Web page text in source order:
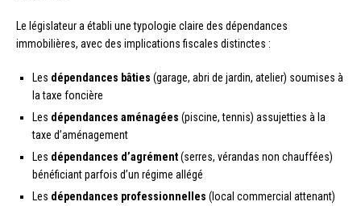
Le législateur a établi une typologie claire des dépendances
immobilières, avec des implications fiscales distinctes :
Les dépendances bâties (garage, abri de jardin, atelier) soumises à
la taxe foncière
Les dépendances aménagées (piscine, tennis) assujetties à la
taxe d’aménagement
Les dépendances d’agrément(serres, vérandas non chauffées)
bénéficiant parfois d’un régime allégé
Les dépendances professionnelles (local commercial attenant)